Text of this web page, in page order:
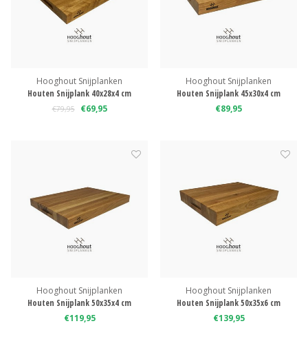
Hooghout Snijplanken
Houten Snijplank 40x28x4 cm
€79,95 €69,95
Hooghout Snijplanken
Houten Snijplank 45x30x4 cm
€89,95
Hooghout Snijplanken
Houten Snijplank 50x35x4 cm
€119,95
Hooghout Snijplanken
Houten Snijplank 50x35x6 cm
€139,95